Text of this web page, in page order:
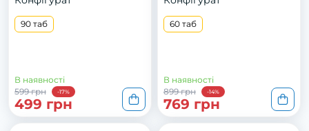
90 таб
В наявності
599 грн
-17%
499 грн
60 таб
В наявності
899 грн
-14%
769 грн